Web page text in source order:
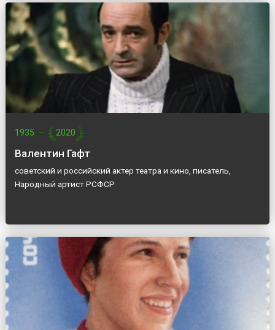
1935 — 2020
Валентин Гафт
советский и российский актер театра и кино, писатель,
Народный артист РСФСР